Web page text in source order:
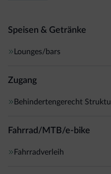
Der Santa-Giustina-See ist
Ausflüge zum Sasstal und
Speisen & Getränke
Lounges/bars
Zugang
Behindertengerecht
Fahrrad/MTB/e-bike
Fahrradverleih